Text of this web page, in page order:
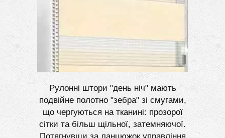
Рулонні штори "день ніч" мають
подвійне полотно "зебра" зі смугами,
що чергуються на тканині: прозорої
сітки та більш щільної, затемняючої.